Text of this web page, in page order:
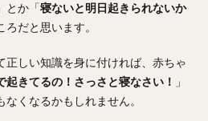
」とか「寝ないと明日起きられないか
だと思います。
正しい知識を身に付ければ、赤ちゃ
起きてるの！さっさと寝なさい！ 」
くなるかもしれません。